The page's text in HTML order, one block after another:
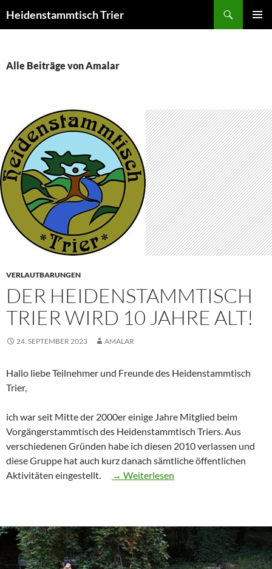
Heidenstammtisch Trier
Alle Beiträge von Amalar
VERLAUTBARUNGEN
DER HEIDENSTAMMTISCH
TRIER WIRD 10 JAHRE ALT!
24. SEPTEMBER 2023 AMALAR
Hallo liebe Teilnehmer und Freunde des Heidenstammtisch
Trier,
ich war seit Mitte der 2000er einige Jahre Mitglied beim
Vorgängerstammtisch des Heidenstammtisch Triers. Aus
verschiedenen Gründen habe ich diesen 2010 verlassen und
diese Gruppe hat auch kurz danach sämtliche öffentlichen
Aktivitäten eingestellt.
→ Weiterlesen
10
Jahre
alt!”